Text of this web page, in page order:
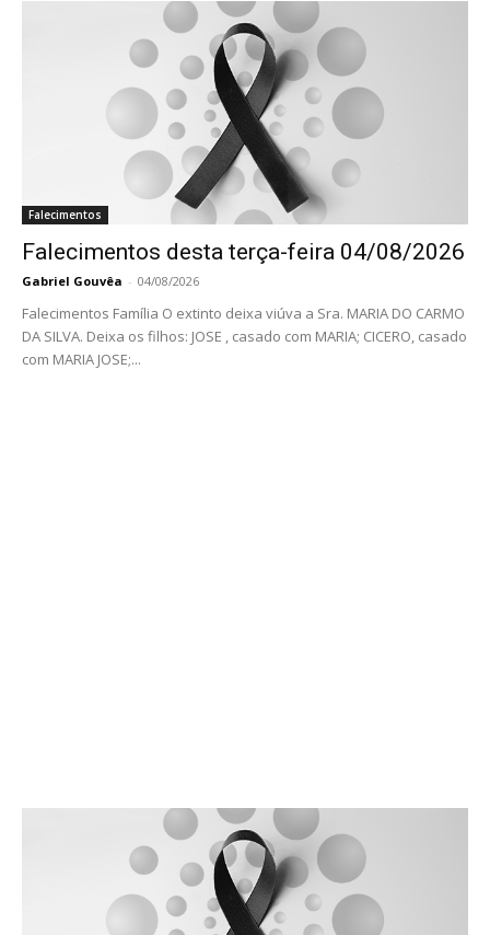
Falecimentos
Falecimentos desta terça-feira 04/08/2026
Gabriel Gouvêa - 04/08/2026
Falecimentos Família O extinto deixa viúva a Sra. MARIA DO CARMO
DA SILVA. Deixa os filhos: JOSE , casado com MARIA; CICERO, casado
com MARIA JOSE;...